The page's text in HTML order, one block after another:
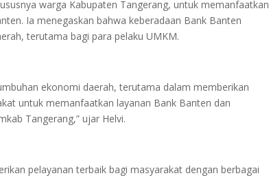
warga Kabupaten Tangerang, untuk memanfaatkan
Ia menegaskan bahwa keberadaan Bank Banten
terutama bagi para pelaku UMKM.
ekonomi daerah, terutama dalam memberikan
untuk memanfaatkan layanan Bank Banten dan
Tangerang,” ujar Helvi.
pelayanan terbaik bagi masyarakat dengan berbagai